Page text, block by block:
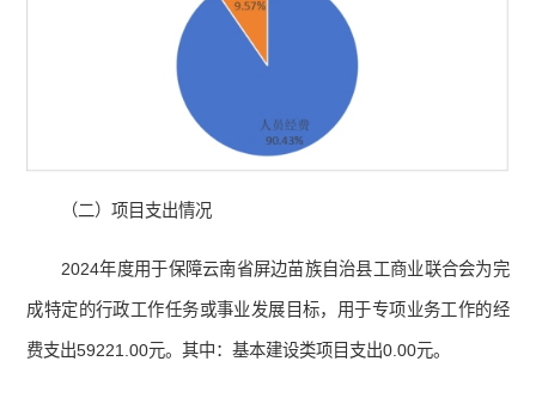
（二）项目支出情况
2024年度用于保障云南省屏边苗族自治县工商业联合会为完
成特定的行政工作任务或事业发展目标，用于专项业务工作的经
费支出59221.00元。其中：基本建设类项目支出0.00元。